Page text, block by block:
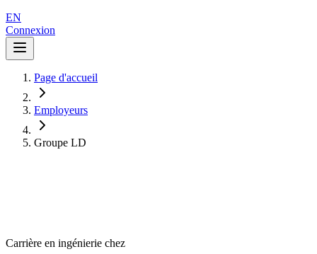
EN
Connexion
Page d'accueil
Employeurs
Groupe LD
Carrière en ingénierie chez